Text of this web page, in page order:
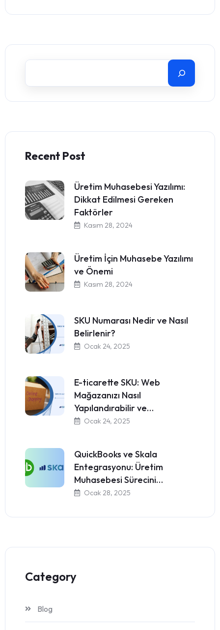
Recent Post
Üretim Muhasebesi Yazılımı:
Dikkat Edilmesi Gereken
Faktörler
Kasım 28, 2024
Üretim İçin Muhasebe Yazılımı
ve Önemi
Kasım 28, 2024
SKU Numarası Nedir ve Nasıl
Belirlenir?
Ocak 24, 2025
E-ticarette SKU: Web
Mağazanızı Nasıl
Yapılandırabilir ve…
Ocak 24, 2025
QuickBooks ve Skala
Entegrasyonu: Üretim
Muhasebesi Sürecini…
Ocak 28, 2025
Category
Blog